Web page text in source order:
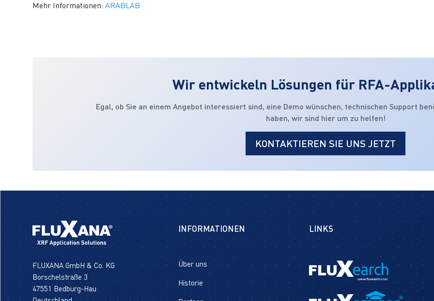
Mehr Informationen:ARABLAB
Wir entwickeln Lösungen für RFA-
Egal, ob Sie an einem Angebot interessiert sind, eine Demo wünschen, technischen Support
haben, wir sind hier um zu helfen!
KONTAKTIEREN SIE UNS JETZT
FLUXANA GmbH & Co. KG
Borschelstraße 3
47551 Bedburg-Hau
INFORMATIONEN
Über uns
Historie
LINKS